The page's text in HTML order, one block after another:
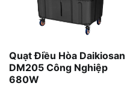
Quạt Điều Hòa Daikiosan
DM205 Công Nghiệp
680W